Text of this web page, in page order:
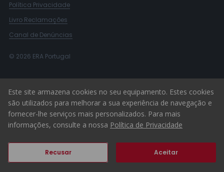
Política Privacidade
Livro Reclamações
Canal de Denúncias
© 2026 ERA Portugal
Este site armazena cookies no seu equipamento. Estes cookies
são utilizados para melhorar a sua experiência de navegação e
fornecer-lhe serviços mais personalizados. Para mais
informações, consulte a nossa Política de Privacidade
Recusar Aceitar